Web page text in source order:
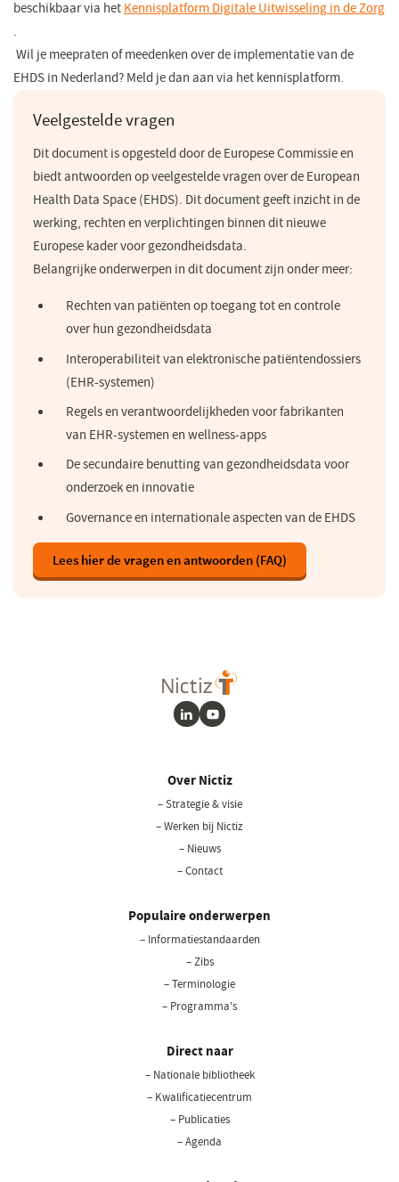
beschikbaar via het Kennisplatform Digitale Uitwisseling in de Zorg
(opent
in
een
venster)
.
Wil je meepraten of meedenken over de implementatie van de
EHDS in Nederland? Meld je dan aan via het kennisplatform.
Veelgestelde vragen
Dit document is opgesteld door de Europese Commissie en
biedt antwoorden op veelgestelde vragen over de European
Health Data Space (EHDS). Dit document geeft inzicht in de
werking, rechten en verplichtingen binnen dit nieuwe
Europese kader voor gezondheidsdata.
Belangrijke onderwerpen in dit document zijn onder meer:
Rechten van patiënten op toegang tot en controle
over hun gezondheidsdata
Interoperabiliteit van elektronische patiëntendossiers
(EHR-systemen)
Regels en verantwoordelijkheden voor fabrikanten
van EHR-systemen en wellness-apps
De secundaire benutting van gezondheidsdata voor
onderzoek en innovatie
Governance en internationale aspecten van de EHDS
Lees hier de vragen en antwoorden (FAQ)
LinkedInYoutube
Over Nictiz
– Strategie & visie
– Werken bij Nictiz
– Nieuws
– Contact
Populaire onderwerpen
– Informatiestandaarden
– Zibs
– Terminologie
– Programma's
Direct naar
– Nationale bibliotheek(opent
– Kwalificatiecentrum
– Publicaties
– Agenda